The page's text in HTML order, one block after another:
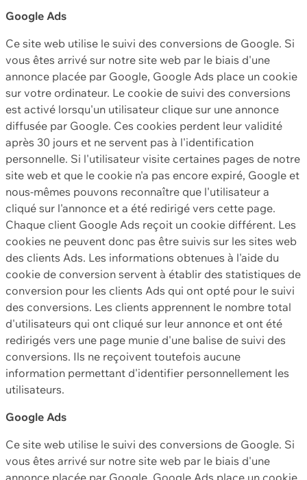
Google Ads
Ce site web utilise le suivi des conversions de Google. Si
vous êtes arrivé sur notre site web par le biais d'une
annonce placée par Google, Google Ads place un cookie
sur votre ordinateur. Le cookie de suivi des conversions
est activé lorsqu'un utilisateur clique sur une annonce
diffusée par Google. Ces cookies perdent leur validité
après 30 jours et ne servent pas à l'identification
personnelle. Si l'utilisateur visite certaines pages de notre
site web et que le cookie n'a pas encore expiré, Google et
nous-mêmes pouvons reconnaître que l'utilisateur a
cliqué sur l'annonce et a été redirigé vers cette page.
Chaque client Google Ads reçoit un cookie différent. Les
cookies ne peuvent donc pas être suivis sur les sites web
des clients Ads. Les informations obtenues à l'aide du
cookie de conversion servent à établir des statistiques de
conversion pour les clients Ads qui ont opté pour le suivi
des conversions. Les clients apprennent le nombre total
d'utilisateurs qui ont cliqué sur leur annonce et ont été
redirigés vers une page munie d'une balise de suivi des
conversions. Ils ne reçoivent toutefois aucune
information permettant d'identifier personnellement les
utilisateurs.
Google Ads
Ce site web utilise le suivi des conversions de Google. Si
vous êtes arrivé sur notre site web par le biais d'une